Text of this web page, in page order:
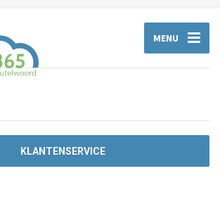
MENU
KLANTENSERVICE